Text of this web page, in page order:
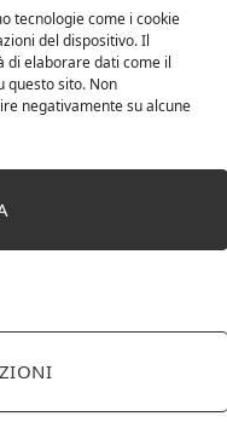
tecnologie come i cookie
del dispositivo. Il
di elaborare dati come il
questo sito. Non
negativamente su alcune
35 x 114 x 78 cm
precedenza